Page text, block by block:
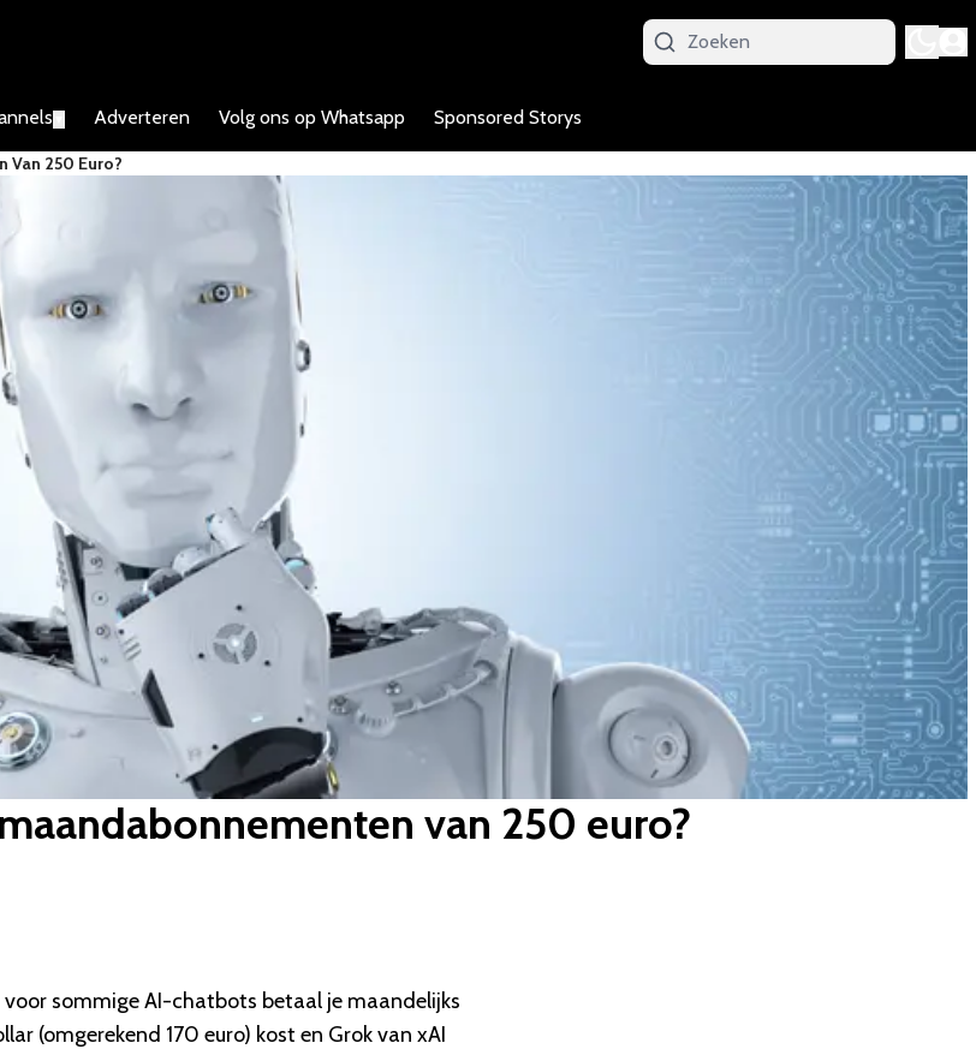
Adverteren Volg ons op Whatsapp Sponsored Storys
Van 250 Euro?
van 250 euro?
sommige AI-chatbots betaal je maandelijks
(omgerekend 170 euro) kost en Grok van xAI